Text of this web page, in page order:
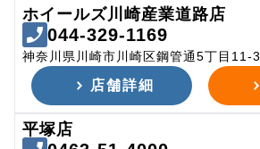
ホイールズ川崎産業道路店
044-329-1169
神奈川県川崎市川崎区鋼管通5丁目11-3
店舗詳細
平塚店